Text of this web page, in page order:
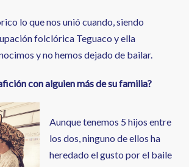
lo que nos unió cuando, siendo
folclórica Teguaco y ella
y no hemos dejado de bailar.
con alguien más de su familia?
Aunque tenemos 5 hijos entre
los dos, ninguno de ellos ha
heredado el gusto por el baile